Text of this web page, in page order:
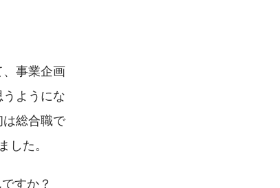
事業企画
ようにな
総合職で
た。
すか？